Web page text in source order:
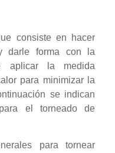
consiste en hacer
darle forma con la
aplicar la medida
para minimizar la
se indican
el torneado de
para tornear